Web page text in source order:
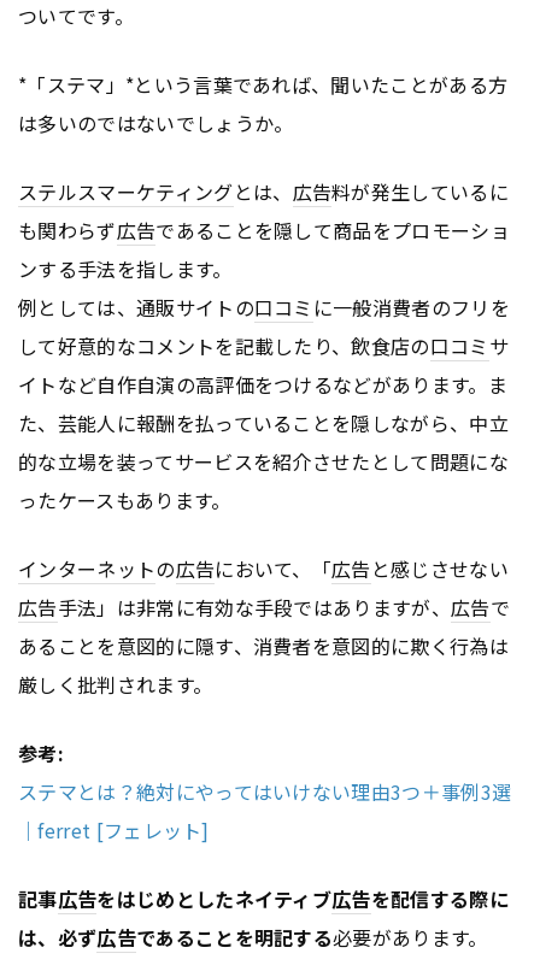
ついてです。
*「ステマ」*という言葉であれば、聞いたことがある方
は多いのではないでしょうか。
ステルスマーケティングとは、 広告料が発生しているに
も関わらず広告であることを隠して商品をプロモーショ
ンする手法を指します。
例としては、通販サイトの口コミ に一般消費者のフリを
して好意的なコメントを記載したり、飲食店の口コミ サ
イトなど自作自演の高評価をつけるなどがあります。ま
た、芸能人に報酬を払っていることを隠しながら、中立
的な立場を装ってサービスを紹介させたとして問題にな
ったケースもあります。
インターネットの広告において、「広告 と感じさせない
広告手法」は非常に有効な手段ではありますが、広告で
あることを意図的に隠す、消費者を意図的に欺く行為は
厳しく批判されます。
参考:
ステマとは？絶対にやってはいけない理由3つ＋事例3選
｜ferret [フェレット]
記事広告をはじめとしたネイティブ広告を配信する際に
は、必ず広告であることを明記する必要があります。